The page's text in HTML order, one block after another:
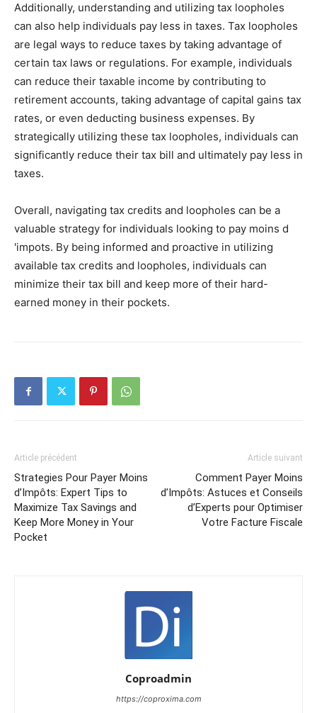
Additionally, understanding and utilizing tax loopholes
can also help individuals pay less in taxes. Tax loopholes
are legal ways to reduce taxes by taking advantage of
certain tax laws or regulations. For example, individuals
can reduce their taxable income by contributing to
retirement accounts, taking advantage of capital gains tax
rates, or even deducting business expenses. By
strategically utilizing these tax loopholes, individuals can
significantly reduce their tax bill and ultimately pay less in
taxes.
Overall, navigating tax credits and loopholes can be a
valuable strategy for individuals looking to pay moins d
'impots. By being informed and proactive in utilizing
available tax credits and loopholes, individuals can
minimize their tax bill and keep more of their hard-
earned money in their pockets.
Article précédent
Strategies Pour Payer Moins
d’Impôts: Expert Tips to
Maximize Tax Savings and
Keep More Money in Your
Pocket
Article suivant
Comment Payer Moins
d’Impôts: Astuces et Conseils
d’Experts pour Optimiser
Votre Facture Fiscale
Coproadmin
https://coproxima.com